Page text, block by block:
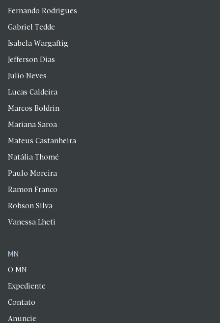
Fernando Rodrigues
Gabriel Tedde
Isabela Wargaftig
Jefferson Dias
Julio Neves
Lucas Caldeira
Marcos Boldrin
Mariana Saroa
Mateus Castanheira
Natália Thomé
Paulo Moreira
Ramon Franco
Robson Silva
Vanessa Lheti
MN
O MN
Expediente
Contato
Anuncie